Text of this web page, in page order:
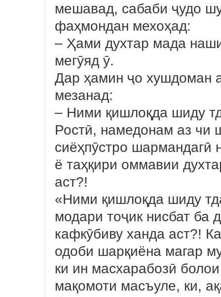
мешавад, сабаби ҷудо
фаҳмондан мехоҳад:
– Ҳами духтар мада
мегӯяд ӯ.
Дар ҳамин ҷо хушдоман
мезанад:
– Ними қишлоқда шиду
Ростӣ, намедонам аз чи
сиёҳпӯстро шармандагӣ
ё таҳқири оммавии
аст?!
«Ними қишлоқда шиду
модари тоҷик нисбат ба
кафкӯбиву ханда аст?!
одоби шарқиёна магар
ки ин масхарабозӣ
мақомоти масъуле, ки,